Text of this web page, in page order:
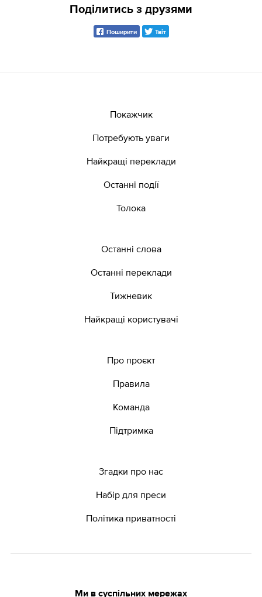
Поділитись з друзями
Поширити Твіт
Покажчик
Потребують уваги
Найкращі переклади
Останні події
Толока
Останні слова
Останні переклади
Тижневик
Найкращі користувачі
Про проєкт
Правила
Команда
Підтримка
Згадки про нас
Набір для преси
Політика приватності
Ми в суспільних мережах